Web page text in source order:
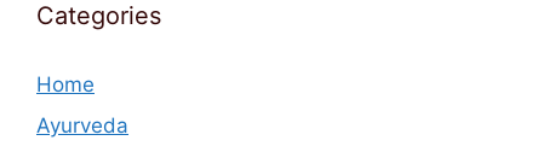
Categories
Home
Ayurveda